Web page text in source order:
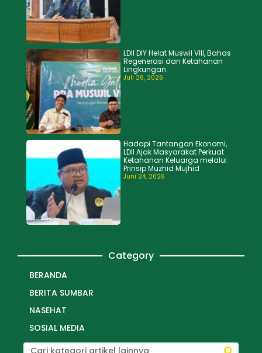
LDII DIY Helat Muswil VIII, Bahas
Regenerasi dan Ketahanan
Lingkungan
Juli 26, 2026
Hadapi Tantangan Ekonomi,
LDII Ajak Masyarakat Perkuat
Ketahanan Keluarga melalui
Prinsip Muzhid Mujhid
Juni 24, 2026
Category
BERANDA
BERITA SUMBAR
NASEHAT
SOSIAL MEDIA